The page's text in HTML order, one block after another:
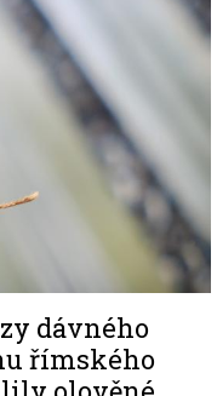
dávného
římského